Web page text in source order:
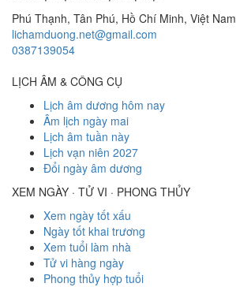
Phú Thạnh, Tân Phú, Hồ Chí Minh, Việt Nam
lichamduong.net@gmail.com
0387139054
LỊCH ÂM & CÔNG CỤ
Lịch âm dương hôm nay
Âm lịch ngày mai
Lịch âm tuần này
Lịch vạn niên 2027
Đổi ngày âm dương
XEM NGÀY · TỬ VI · PHONG THỦY
Xem ngày tốt xấu
Ngày tốt khai trương
Xem tuổi làm nhà
Tử vi hàng ngày
Phong thủy hợp tuổi